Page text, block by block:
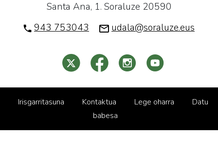
Santa Ana, 1. Soraluze 20590
943 753043
udala@soraluze.eus
Irisgarritasuna Kontaktua Lege oharra
Datu
babesa